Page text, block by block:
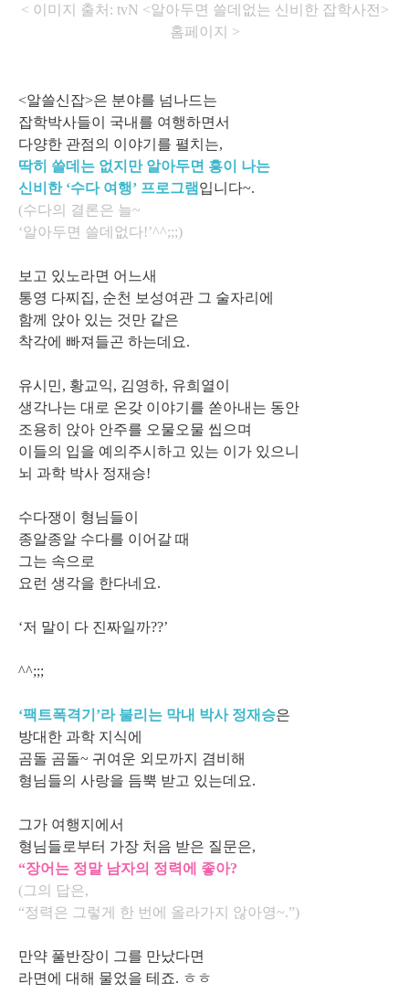
< 이미지 출처: tvN <알아두면 쓸데없는 신비한 잡학사전>
홈페이지 >
<알쓸신잡>은 분야를 넘나드는
잡학박사들이 국내를 여행하면서
다양한 관점의 이야기를 펼치는,
딱히 쓸데는 없지만 알아두면 흥이 나는
신비한 ‘수다 여행’ 프로그램 입니다~.
(수다의 결론은 늘~
‘알아두면 쓸데없다!’^^;;;)
보고 있노라면 어느새
통영 다찌집, 순천 보성여관 그 술자리에
함께 앉아 있는 것만 같은
착각에 빠져들곤 하는데요.
유시민, 황교익, 김영하, 유희열이
생각나는 대로 온갖 이야기를 쏟아내는 동안
조용히 앉아 안주를 오물오물 씹으며
이들의 입을 예의주시하고 있는 이가 있으니
뇌 과학 박사 정재승!
수다쟁이 형님들이
종알종알 수다를 이어갈 때
그는 속으로
요런 생각을 한다네요.
‘저 말이 다 진짜일까??’
^^;;;
‘팩트폭격기’라 불리는 막내 박사 정재승은
방대한 과학 지식에
곰돌 곰돌~ 귀여운 외모까지 겸비해
형님들의 사랑을 듬뿍 받고 있는데요.
그가 여행지에서
형님들로부터 가장 처음 받은 질문은,
“장어는 정말 남자의 정력에 좋아?
(그의 답은,
“정력은 그렇게 한 번에 올라가지 않아영~.”)
만약 풀반장이 그를 만났다면
라면에 대해 물었을 테죠. ㅎㅎ